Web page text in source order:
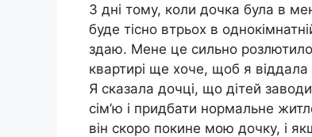
3 дні тому, коли дочка була в
буде тісно втрьох в
здаю. Мене це сильно
квартирі ще хоче, щоб я
Я сказала дочці, що дітей
сім’ю і придбати нормальне
він скоро покине мою дочку, і